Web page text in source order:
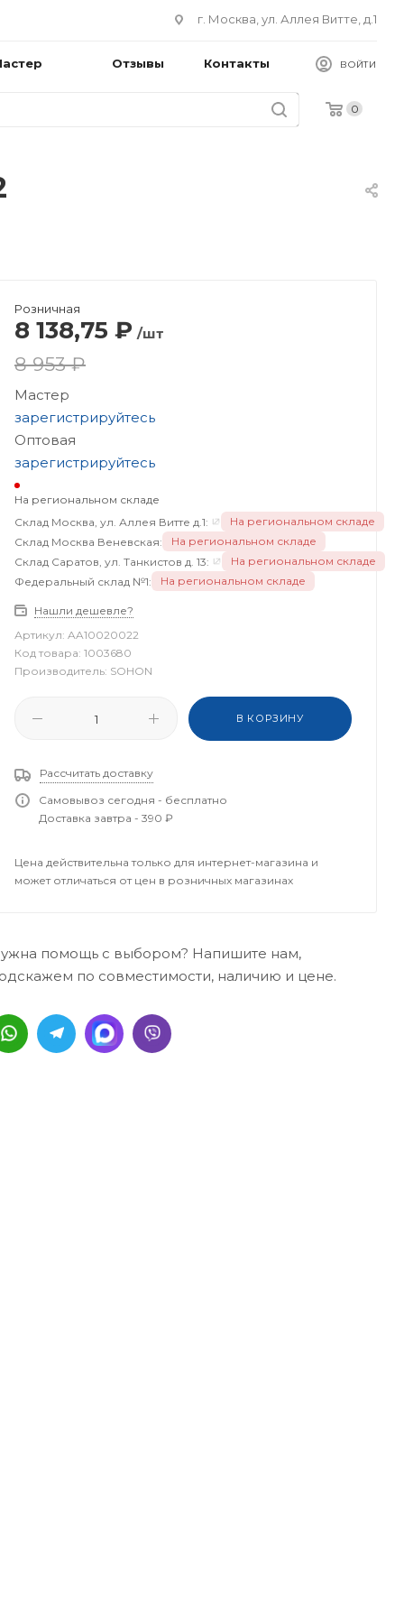
г. Москва, ул. Аллея Витте, д.1
Отзывы Контакты ВОЙТИ
0
Розничная
8 138,75 ₽ /шт
8 953 ₽
Мастер
зарегистрируйтесь
Оптовая
зарегистрируйтесь
На региональном складе
Склад Москва, ул. Аллея Витте д.1:
На региональном складе
Склад Москва Веневская:
На региональном складе
Склад Саратов, ул. Танкистов д. 13:
На региональном складе
Федеральный склад №1:
На региональном складе
Нашли дешевле?
Артикул: AA10020022
Код товара: 1003680
Производитель: SOHON
В КОРЗИНУ
Рассчитать доставку
Самовывоз сегодня - бесплатно
Доставка завтра - 390 ₽
Цена действительна только для интернет-магазина и
может отличаться от цен в розничных магазинах
помощь с выбором? Напишите нам,
по совместимости, наличию и цене.